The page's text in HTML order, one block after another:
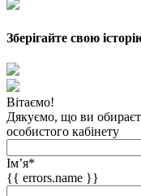
Зберігайте свою
Вітаємо!
Дякуємо, що ви
особистого кабінету
Імʼя*
{{ errors.name }}